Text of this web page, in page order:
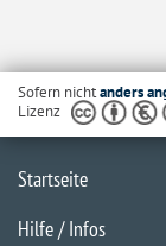
Sofern nichtanders
Lizenz
Startseite
Hilfe / Infos